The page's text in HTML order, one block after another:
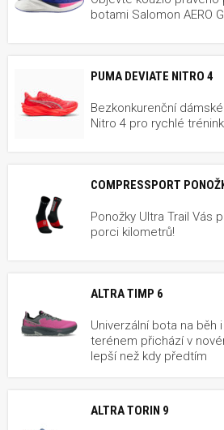
botami Salomon AERO
PUMA DEVIATE NITRO 4
Bezkonkurenční
Nitro 4 pro rychlé
COMPRESSPORT
Ponožky Ultra Trail Vás
porci kilometrů!
ALTRA TIMP 6
Univerzální bota na běh
terénem přichází v
lepší než kdy předtím
ALTRA TORIN 9